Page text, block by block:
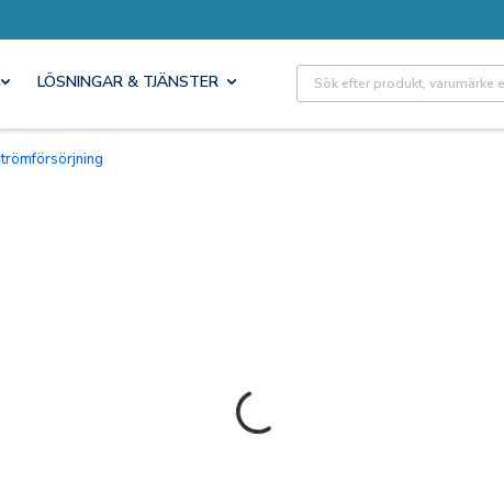
LÖSNINGAR & TJÄNSTER Site Search
Strömförsörjning